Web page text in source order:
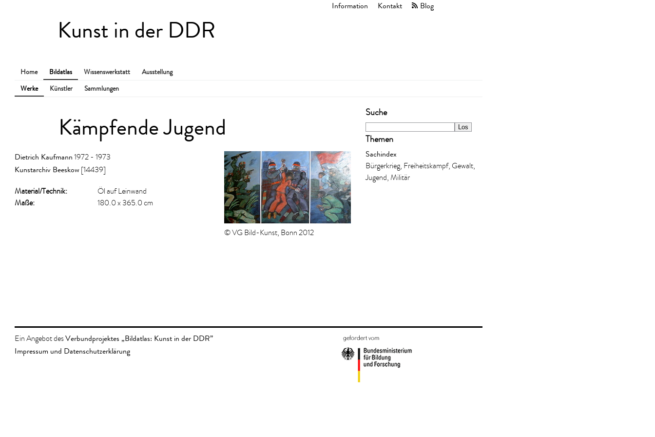
Information Kontakt Blog
Kunst in der DDR
Home Bildatlas Wissenswerkstatt
Ausstellung
Werke
Künstler Sammlungen
Suche
Themen
Sachindex
Bürgerkrieg, Freiheitskampf, Gewalt,
Jugend, Militär
Kämpfende Jugend
Dietrich Kaufmann 1972 - 1973
Kunstarchiv Beeskow [14439]
Material/​Technik:
Öl auf Leinwand
Maße:
180.0 x 365.0 cm
© VG Bild-Kunst, Bonn 2012
Ein Angebot desVerbundprojektes „Bildatlas: Kunst in der DDR”
Impressum und Datenschutzerklärung